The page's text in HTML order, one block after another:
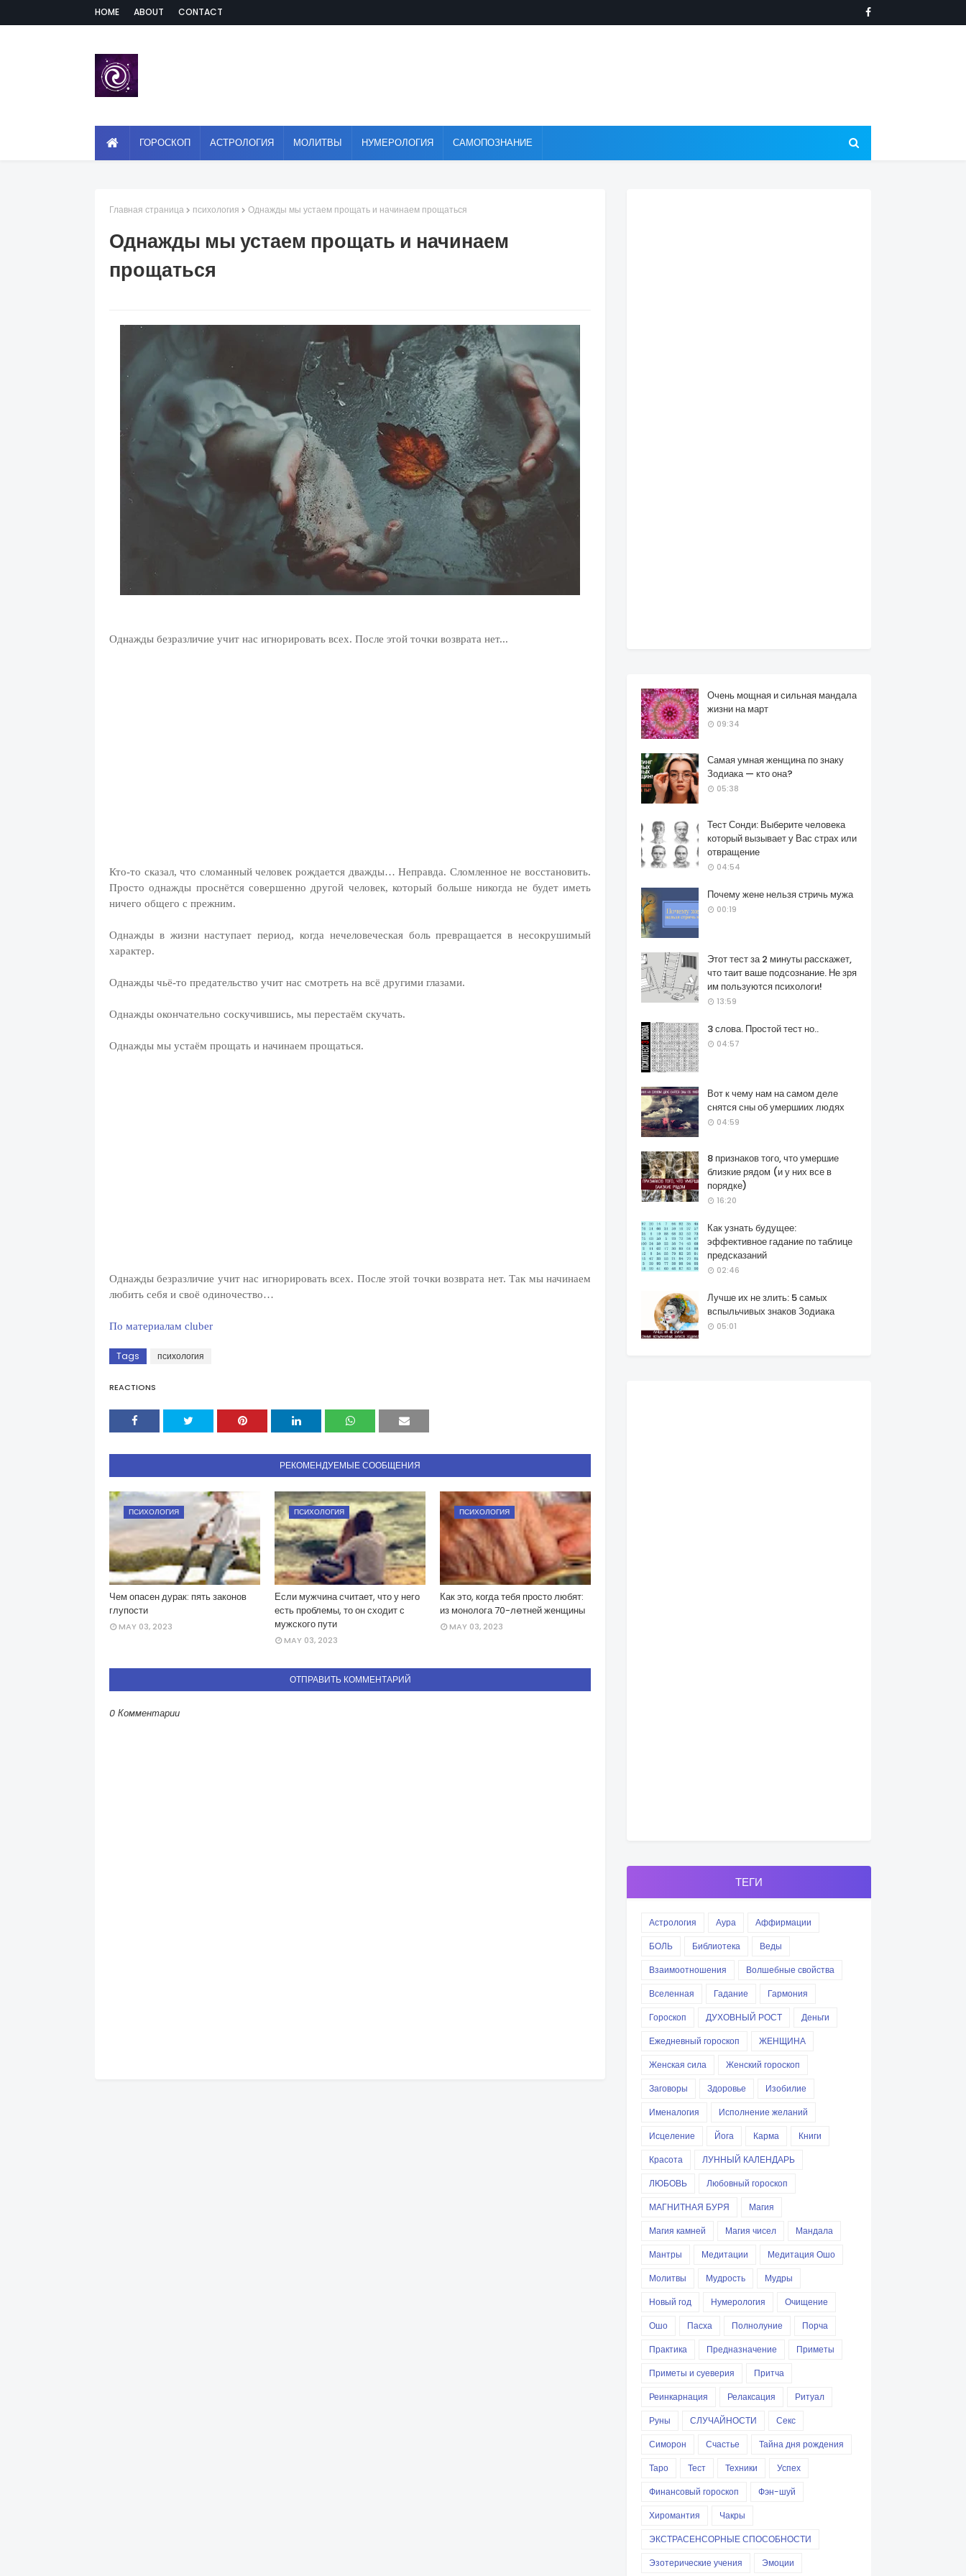
HOME ABOUT CONTACT
ГОРОСКОП АСТРОЛОГИЯ МОЛИТВЫ НУМЕРОЛОГИЯ САМОПОЗНАНИЕ
Главная страница психология Однажды мы устаем прощать и начинаем прощаться
Однажды мы устаем прощать и начинаем
прощаться
Однажды безразличие учит нас игнорировать всех. После этой точки возврата нет...
Кто-то сказал, что сломанный человек рождается дважды… Неправда. Сломленное не восстановить.
Просто однажды проснётся совершенно другой человек, который больше никогда не будет иметь
ничего общего с прежним.
Однажды в жизни наступает период, когда нечеловеческая боль превращается в несокрушимый
характер.
Однажды чьё-то предательство учит нас смотреть на всё другими глазами.
Однажды окончательно соскучившись, мы перестаём скучать.
Однажды мы устаём прощать и начинаем прощаться.
Однажды безразличие учит нас игнорировать всех. После этой точки возврата нет. Так мы начинаем
любить себя и своё одиночество…
По материалам cluber
Tags психология
REACTIONS
РЕКОМЕНДУЕМЫЕ СООБЩЕНИЯ
ПСИХОЛОГИЯ
Чем опасен дурак: пять законов
глупости
MAY 03, 2023
ПСИХОЛОГИЯ
Если мужчина считает, что у него
есть проблемы, то он сходит с
мужского пути
MAY 03, 2023
ПСИХОЛОГИЯ
Как это, когда тебя просто любят:
из монолога 70-лeтней женщины
MAY 03, 2023
ОТПРАВИТЬ КОММЕНТАРИЙ
0 Комментарии
Очень мощная и сильная мандала
жизни на март
09:34
Самая умная женщина по знаку
Зодиака — кто она?
05:38
Тест Сонди: Выберите человека
который вызывает у Вас страх или
отвращение
04:54
Почему жене нельзя стричь мужа
00:19
Этот тест за 2 минуты расскажет,
что таит ваше подсознание. Не зря
им пользуются психологи!
13:59
3 слова. Простой тест но..
04:57
Вот к чему нам на самом деле
снятся сны об умершиих людях
04:59
8 признаков того, что умершие
близкие рядом (и у них все в
порядке)
16:20
Как узнать будущее:
эффективное гадание по таблице
предсказаний
02:46
Лучше их не злить: 5 самых
вспыльчивых знаков Зодиака
05:01
ТЕГИ
Астрология Аура
Аффирмации
БОЛЬ
Библиотека
Веды
Взаимоотношения
Волшебные свойства
Вселенная
Гадание
Гармония
Гороскоп
ДУХОВНЫЙ РОСТ
Деньги
Ежедневный гороскоп
ЖЕНЩИНА
Женская сила
Женский гороскоп
Заговоры
Здоровье
Изобилие
Именалогия
Исполнение желаний
Исцеление
Йога Карма
Книги
Красота
ЛУННЫЙ КАЛЕНДАРЬ
ЛЮБОВЬ
Любовный гороскоп
МАГНИТНАЯ БУРЯ
Магия
Магия камней
Магия чисел
Мандала
Мантры
Медитации
Медитация Ошо
Молитвы
Мудрость
Мудры
Новый год
Нумерология
Очищение
Ошо
Пасха Полнолуние
Порча
Практика
Предназначение
Приметы
Приметы и суеверия
Притча
Реинкарнация
Релаксация
Ритуал
Руны
СЛУЧАЙНОСТИ
Секс
Симорон
Счастье
Тайна дня рождения
Таро
Тест Техники
Успех
Финансовый гороскоп
Фэн-шуй
Хиромантия
Чакры
ЭКСТРАСЕНСОРНЫЕ СПОСОБНОСТИ
Эзотерические учения
Эмоции